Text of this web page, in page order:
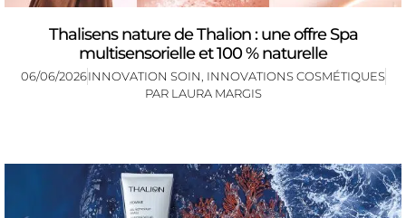
Thalisens nature de Thalion : une offre Spa
multisensorielle et 100 % naturelle
06/06/2026INNOVATION SOIN INNOVATIONS COSMÉTIQUES
PAR LAURA MARGIS